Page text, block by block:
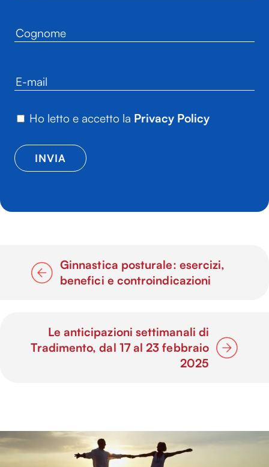
Ho letto e accetto la Privacy Policy
Ginnastica posturale: esercizi,
benefici e controindicazioni
Le anticipazioni settimanali di
Tradimento, dal 17 al 23 febbraio
2025